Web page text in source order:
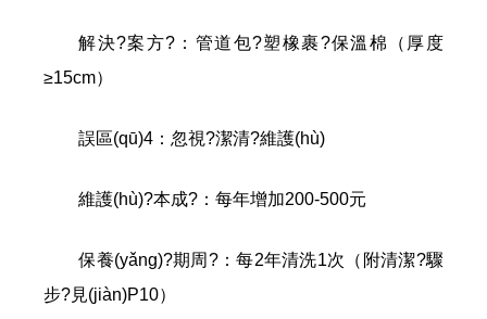
解決?案方?：管道包?塑橡裹?保溫棉（厚度
≥15cm）
誤區(qū)4：忽視?潔清?維護(hù)
維護(hù)?本成?：每年增加200-500元
保養(yǎng)?期周?：每2年清洗1次（附清潔?驟
步?見(jiàn)P10）